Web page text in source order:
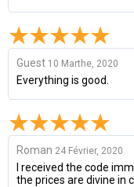
Guest 10 Marthe, 2020
Everything is good.
Roman 24 Février, 2020
I received the code
the prices are divine in